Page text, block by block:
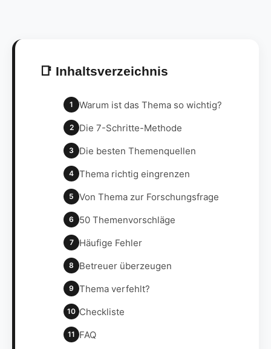
📑 Inhaltsverzeichnis
1 Warum ist das Thema so wichtig?
2 Die 7-Schritte-Methode
3 Die besten Themenquellen
4 Thema richtig eingrenzen
5 Von Thema zur Forschungsfrage
6 50 Themenvorschläge
7 Häufige Fehler
8 Betreuer überzeugen
9 Thema verfehlt?
10 Checkliste
11 FAQ